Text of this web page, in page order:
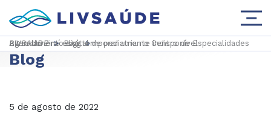
LIVSAUDE > Blog >
Agendamento digital de pediatria no Centro de Especialidades Barra do Piraí está temporariamente indisponível
Blog
5 de agosto de 2022